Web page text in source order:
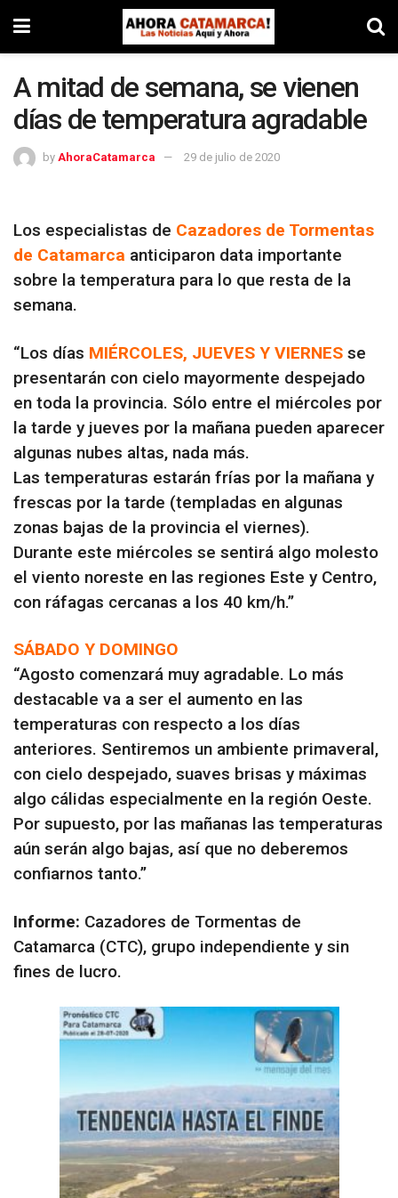
A mitad de semana, se vienen
días de temperatura agradable
by AhoraCatamarca 29 de julio de 2020
Los especialistas de Cazadores de Tormentas
de Catamarca anticiparon data importante
sobre la temperatura para lo que resta de la
semana.
“Los días MIÉRCOLES, JUEVES Y VIERNES se
presentarán con cielo mayormente despejado
en toda la provincia. Sólo entre el miércoles por
la tarde y jueves por la mañana pueden aparecer
algunas nubes altas, nada más.
Las temperaturas estarán frías por la mañana y
frescas por la tarde (templadas en algunas
zonas bajas de la provincia el viernes).
Durante este miércoles se sentirá algo molesto
el viento noreste en las regiones Este y Centro,
con ráfagas cercanas a los 40 km/h.”
SÁBADO Y DOMINGO
“Agosto comenzará muy agradable. Lo más
destacable va a ser el aumento en las
temperaturas con respecto a los días
anteriores. Sentiremos un ambiente primaveral,
con cielo despejado, suaves brisas y máximas
algo cálidas especialmente en la región Oeste.
Por supuesto, por las mañanas las temperaturas
aún serán algo bajas, así que no deberemos
confiarnos tanto.”
Informe: Cazadores de Tormentas de
Catamarca (CTC), grupo independiente y sin
fines de lucro.